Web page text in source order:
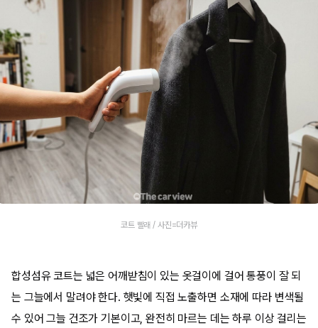
코트 빨래 / 사진=더카뷰
합성섬유 코트는 넓은 어깨받침이 있는 옷걸이에 걸어 통풍이 잘 되
는 그늘에서 말려야 한다. 햇빛에 직접 노출하면 소재에 따라 변색될
수 있어 그늘 건조가 기본이고, 완전히 마르는 데는 하루 이상 걸리는